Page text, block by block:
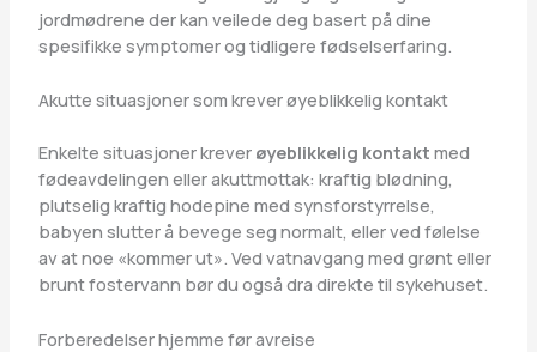
jordmødrene der kan veilede deg basert på dine
spesifikke symptomer og tidligere fødselserfaring.
Akutte situasjoner som krever øyeblikkelig kontakt
Enkelte situasjoner krever øyeblikkelig kontakt med
fødeavdelingen eller akuttmottak: kraftig blødning,
plutselig kraftig hodepine med synsforstyrrelse,
babyen slutter å bevege seg normalt, eller ved følelse
av at noe «kommer ut». Ved vatnavgang med grønt eller
brunt fostervann bør du også dra direkte til sykehuset.
Forberedelser hjemme før avreise